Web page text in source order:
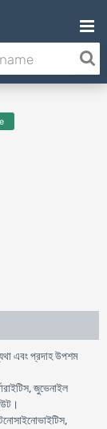
এবং প্রদাহ উপশম
জুভেনাইল